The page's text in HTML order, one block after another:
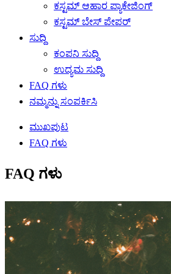
ಕಸ್ಟಮ್ ಆಹಾರ ಪ್ಯಾಕೇಜಿಂಗ್
ಕಸ್ಟಮ್ ಬೇಸ್ ಪೇಪರ್
ಸುದ್ದಿ
ಕಂಪನಿ ಸುದ್ದಿ
ಉದ್ಯಮ ಸುದ್ದಿ
FAQ ಗಳು
ನಮ್ಮನ್ನು ಸಂಪರ್ಕಿಸಿ
ಮುಖಪುಟ
FAQ ಗಳು
FAQ ಗಳು